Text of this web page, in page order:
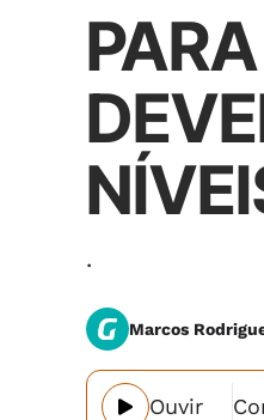
.
Marcos
Ouvir